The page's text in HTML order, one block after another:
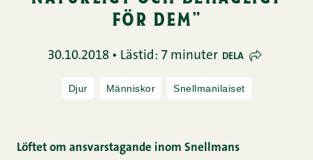
för dem”
30.10.2018 • Lästid: 7 minuter DELA
Djur Människor Snellmanilaiset
Löftet om ansvarstagande inom Snellmans